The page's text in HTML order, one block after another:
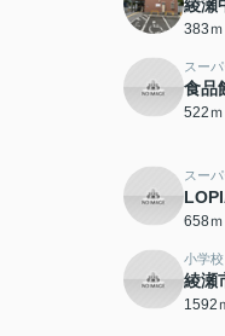
綾瀬
383ｍ
スー
食品
522ｍ
スー
658ｍ
小学校
綾瀬
1592